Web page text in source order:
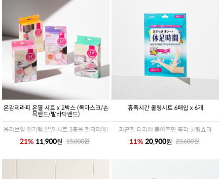
온감테라피 온열 시트 x 2박스 (목마스크/손
목밴드/발바닥밴드)
올리브영 인기템 온열 시트 3종을 한자리에!
21% 11,900원 15,000원
휴족시간 쿨링시트 6매입 x 6개
피곤한 다리에 붙여주면 즉각 쿨링효과
11%20,900원 23,600원